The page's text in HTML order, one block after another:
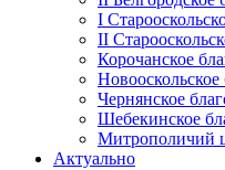
I
II
Корочанское
Чернянское
Шебекинское
Митрополичий
Актуально